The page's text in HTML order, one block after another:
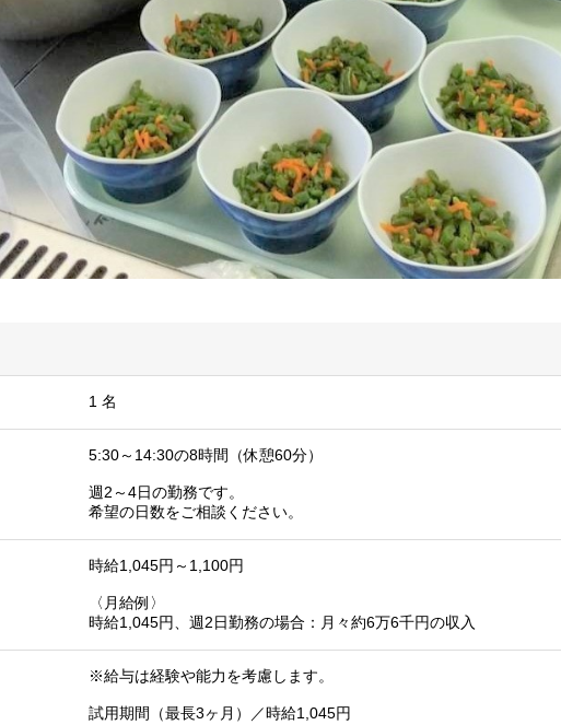
1 名
5:30～14:30の8時間（休憩60分）
週2～4日の勤務です。
希望の日数をご相談ください。
時給1,045円～1,100円
〈月給例〉
時給1,045円、週2日勤務の場合：月々約6万6千円の収入
※給与は経験や能力を考慮します。
試用期間（最長3ヶ月）／時給1,045円